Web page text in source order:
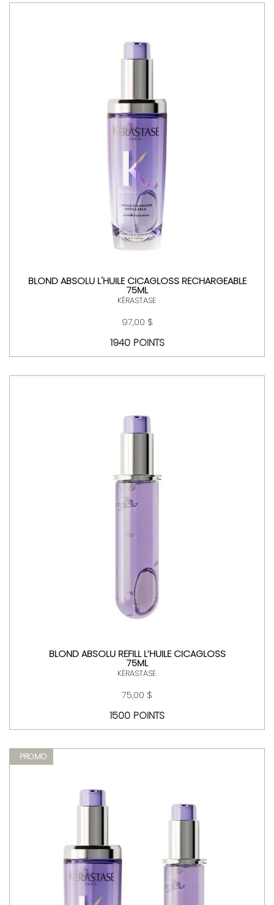
BLOND ABSOLU L'HUILE CICAGLOSS RECHARGEABLE
75ML
KÉRASTASE
97,00 $
1940 POINTS
BLOND ABSOLU REFILL L’HUILE CICAGLOSS
75ML
KÉRASTASE
75,00 $
1500 POINTS
PROMO